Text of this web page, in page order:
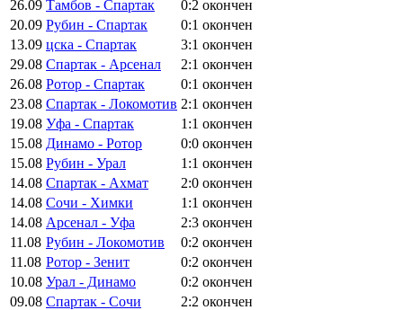
26.09 Тамбов - Спартак 0:2 окончен
20.09 Рубин - Спартак 0:1 окончен
13.09 цска - Спартак 3:1 окончен
29.08 Спартак - Арсенал 2:1 окончен
26.08 Ротор - Спартак 0:1 окончен
23.08 Спартак - Локомотив 2:1 окончен
19.08 Уфа - Спартак 1:1 окончен
15.08 Динамо - Ротор 0:0 окончен
15.08 Рубин - Урал 1:1 окончен
14.08 Спартак - Ахмат 2:0 окончен
14.08 Сочи - Химки 1:1 окончен
14.08 Арсенал - Уфа 2:3 окончен
11.08 Рубин - Локомотив 0:2 окончен
11.08 Ротор - Зенит 0:2 окончен
10.08 Урал - Динамо 0:2 окончен
09.08 Спартак - Сочи 2:2 окончен